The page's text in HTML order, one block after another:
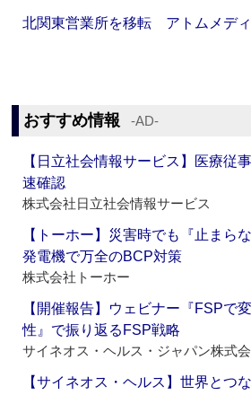
北関東営業所を移転 アトムメデ
おすすめ情報 ‐AD‐
【日立社会情報サービス】医療従
速確認
株式会社日立社会情報サービス
【トーホー】災害時でも『止まら
発電機で万全のBCP対策
株式会社トーホー
【開催報告】ウェビナー『FSPで
性』で振り返るFSP戦略
サイネオス・ヘルス・ジャパン株式
【サイネオス・ヘルス】世界と